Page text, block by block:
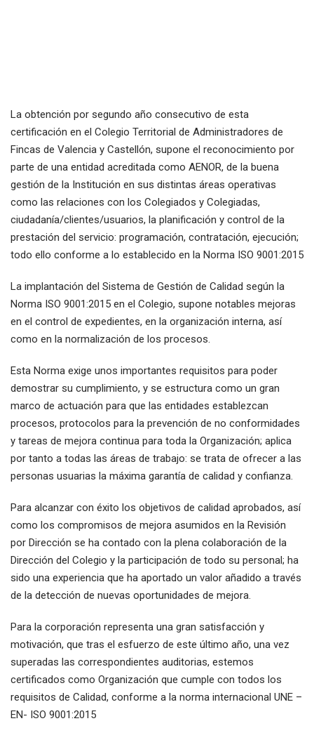
La obtención por segundo año consecutivo de esta
certificación en el Colegio Territorial de Administradores de
Fincas de Valencia y Castellón, supone el reconocimiento por
parte de una entidad acreditada como AENOR, de la buena
gestión de la Institución en sus distintas áreas operativas
como las relaciones con los Colegiados y Colegiadas,
ciudadanía/clientes/usuarios, la planificación y control de la
prestación del servicio: programación, contratación, ejecución;
todo ello conforme a lo establecido en la Norma ISO 9001:2015
La implantación del Sistema de Gestión de Calidad según la
Norma ISO 9001:2015 en el Colegio, supone notables mejoras
en el control de expedientes, en la organización interna, así
como en la normalización de los procesos.
Esta Norma exige unos importantes requisitos para poder
demostrar su cumplimiento, y se estructura como un gran
marco de actuación para que las entidades establezcan
procesos, protocolos para la prevención de no conformidades
y tareas de mejora continua para toda la Organización; aplica
por tanto a todas las áreas de trabajo: se trata de ofrecer a las
personas usuarias la máxima garantía de calidad y confianza.
Para alcanzar con éxito los objetivos de calidad aprobados, así
como los compromisos de mejora asumidos en la Revisión
por Dirección se ha contado con la plena colaboración de la
Dirección del Colegio y la participación de todo su personal; ha
sido una experiencia que ha aportado un valor añadido a través
de la detección de nuevas oportunidades de mejora.
Para la corporación representa una gran satisfacción y
motivación, que tras el esfuerzo de este último año, una vez
superadas las correspondientes auditorias, estemos
certificados como Organización que cumple con todos los
requisitos de Calidad, conforme a la norma internacional UNE –
EN- ISO 9001:2015